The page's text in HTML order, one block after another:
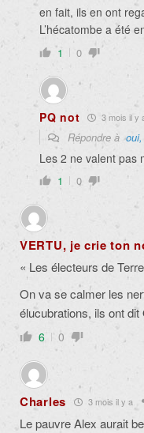
en fait, ils en ont
L’hécatombe a été
1 0
PQ not 3 mois il y
Répondre à
Les 2 ne valent pas
1 0
VERTU, je crie ton
« Les électeurs de
On va se calmer les
élucubrations, ils ont dit
6 0
Charles 3 mois il y a
Le pauvre Alex aurait